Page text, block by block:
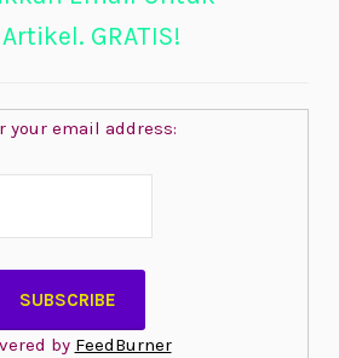
GRATIS!
your email address:
by FeedBurner